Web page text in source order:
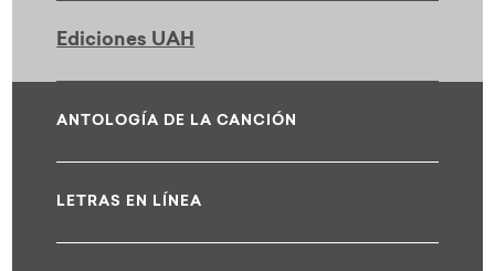
Ediciones UAH
ANTOLOGÍA DE LA CANCIÓN
LETRAS EN LÍNEA